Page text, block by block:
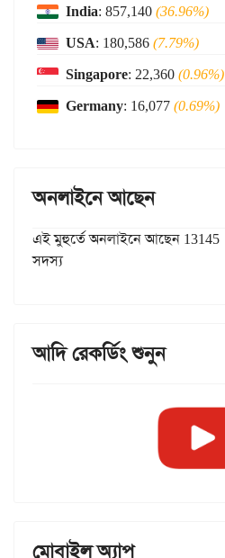
India: 857,140(36.96%)
USA: 180,586(7.79%)
Singapore: 22,360(0.96%)
Germany: 16,077(0.69%)
অনলাইনে আছেন
এই মুহুর্তে অনলাইনে আছেন
সদস্য
আদি রেকর্ডিং শুনুন
মোবাইল অ্যাপ